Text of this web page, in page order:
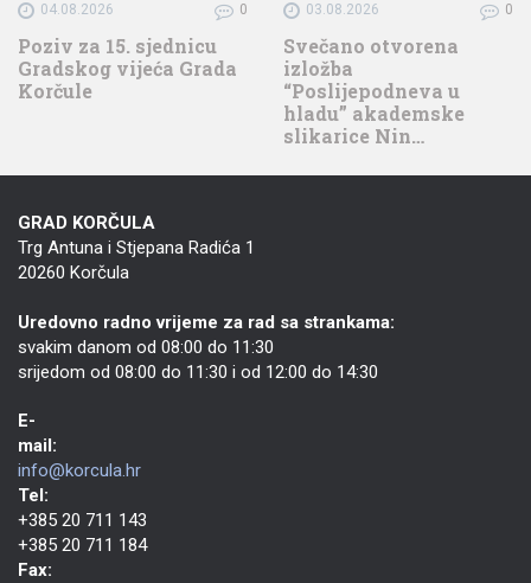
04.08.2026 0
Poziv za 15. sjednicu
Gradskog vijeća Grada
Korčule
03.08.2026 0
Svečano otvorena
izložba
“Poslijepodneva u
hladu” akademske
slikarice Nin…
GRAD KORČULA
Trg Antuna i Stjepana Radića 1
20260 Korčula
Uredovno radno vrijeme za rad sa strankama:
svakim danom od 08:00 do 11:30
srijedom od 08:00 do 11:30 i od 12:00 do 14:30
E-
mail:
info@korcula.hr
Tel:
+385 20 711 143
+385 20 711 184
Fax: